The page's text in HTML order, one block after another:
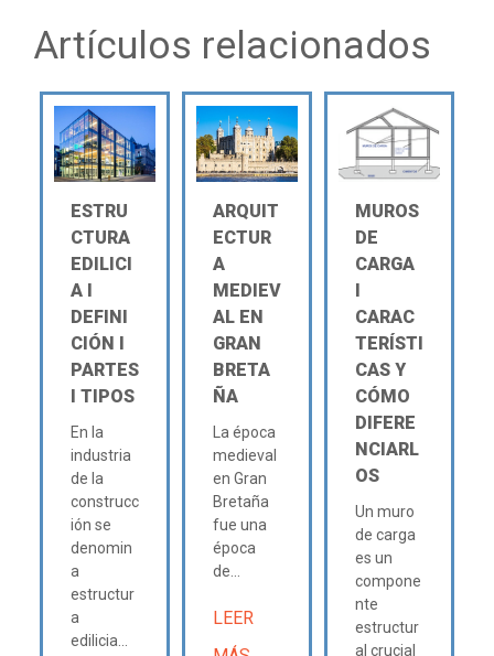
Artículos relacionados
ESTRU
CTURA
EDILICI
A Ι
DEFINI
CIÓN Ι
PARTES
Ι TIPOS
En la
industria
de la
construcc
ión se
denomin
a
estructur
a
edilicia...
ARQUIT
ECTUR
A
MEDIEV
AL EN
GRAN
BRETA
ÑA
La época
medieval
en Gran
Bretaña
fue una
época
de...
LEER
MUROS
DE
CARGA
Ι
CARAC
TERÍSTI
CAS Y
CÓMO
DIFERE
NCIARL
OS
Un muro
de carga
es un
compone
nte
estructur
al crucial